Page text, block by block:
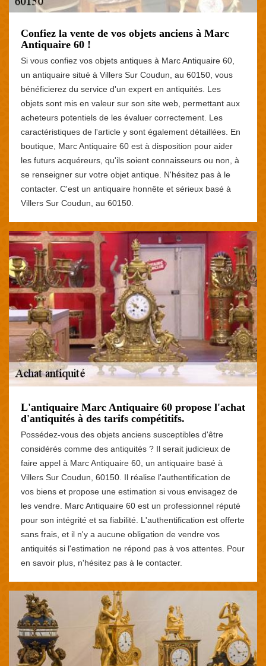
Confiez la vente de vos objets anciens à Marc
Antiquaire 60 !
Si vous confiez vos objets antiques à Marc Antiquaire 60,
un antiquaire situé à Villers Sur Coudun, au 60150, vous
bénéficierez du service d'un expert en antiquités. Les
objets sont mis en valeur sur son site web, permettant aux
acheteurs potentiels de les évaluer correctement. Les
caractéristiques de l'article y sont également détaillées. En
boutique, Marc Antiquaire 60 est à disposition pour aider
les futurs acquéreurs, qu'ils soient connaisseurs ou non, à
se renseigner sur votre objet antique. N'hésitez pas à le
contacter. C'est un antiquaire honnête et sérieux basé à
Villers Sur Coudun, au 60150.
L'antiquaire Marc Antiquaire 60 propose l'achat
d'antiquités à des tarifs compétitifs.
Possédez-vous des objets anciens susceptibles d'être
considérés comme des antiquités ? Il serait judicieux de
faire appel à Marc Antiquaire 60, un antiquaire basé à
Villers Sur Coudun, 60150. Il réalise l'authentification de
vos biens et propose une estimation si vous envisagez de
les vendre. Marc Antiquaire 60 est un professionnel réputé
pour son intégrité et sa fiabilité. L'authentification est offerte
sans frais, et il n'y a aucune obligation de vendre vos
antiquités si l'estimation ne répond pas à vos attentes. Pour
en savoir plus, n'hésitez pas à le contacter.